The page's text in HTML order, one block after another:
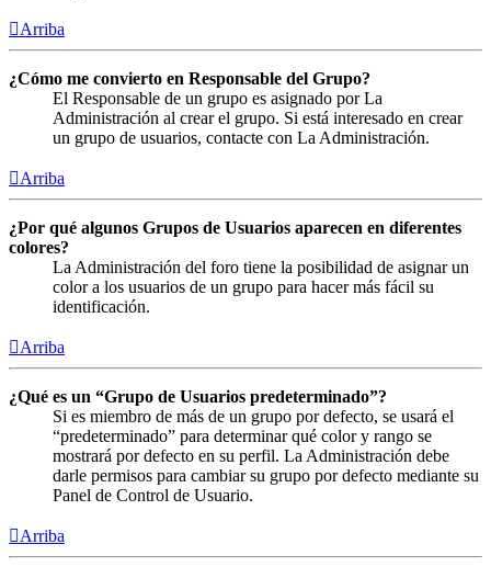
Arriba
¿Cómo me convierto en Responsable del Grupo?
El Responsable de un grupo es asignado por La
Administración al crear el grupo. Si está interesado en crear
un grupo de usuarios, contacte con La Administración.
Arriba
¿Por qué algunos Grupos de Usuarios aparecen en diferentes
colores?
La Administración del foro tiene la posibilidad de asignar un
color a los usuarios de un grupo para hacer más fácil su
identificación.
Arriba
¿Qué es un “Grupo de Usuarios predeterminado”?
Si es miembro de más de un grupo por defecto, se usará el
“predeterminado” para determinar qué color y rango se
mostrará por defecto en su perfil. La Administración debe
darle permisos para cambiar su grupo por defecto mediante su
Panel de Control de Usuario.
Arriba